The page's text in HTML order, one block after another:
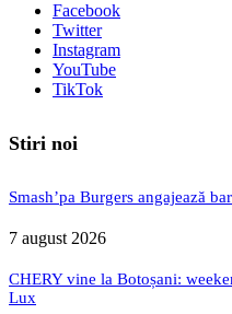
Facebook
Twitter
Instagram
YouTube
TikTok
Stiri noi
Smash’pa Burgers angajează
7 august 2026
CHERY vine la Botoșani:
Lux